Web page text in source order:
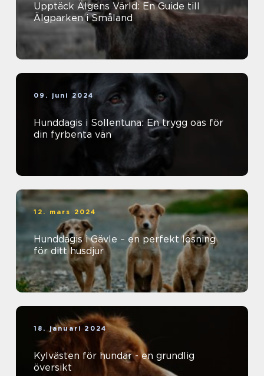
Upptäck Älgens Värld: En Guide till
Älgparken i Småland
09. juni 2024
Hunddagis i Sollentuna: En trygg oas för
din fyrbenta vän
12. mars 2024
Hunddagis i Gävle – en perfekt lösning
för ditt husdjur
18. januari 2024
Kylvästen för hundar - en grundlig
översikt